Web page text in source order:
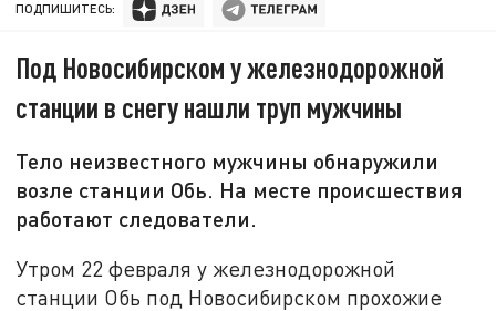
ПОДПИШИТЕСЬ:
Под Новосибирском у железнодорожной
станции в снегу нашли труп мужчины
Тело неизвестного мужчины обнаружили
возле станции Обь. На месте происшествия
работают следователи.
Утром 22 февраля у железнодорожной
станции Обь под Новосибирском прохожие